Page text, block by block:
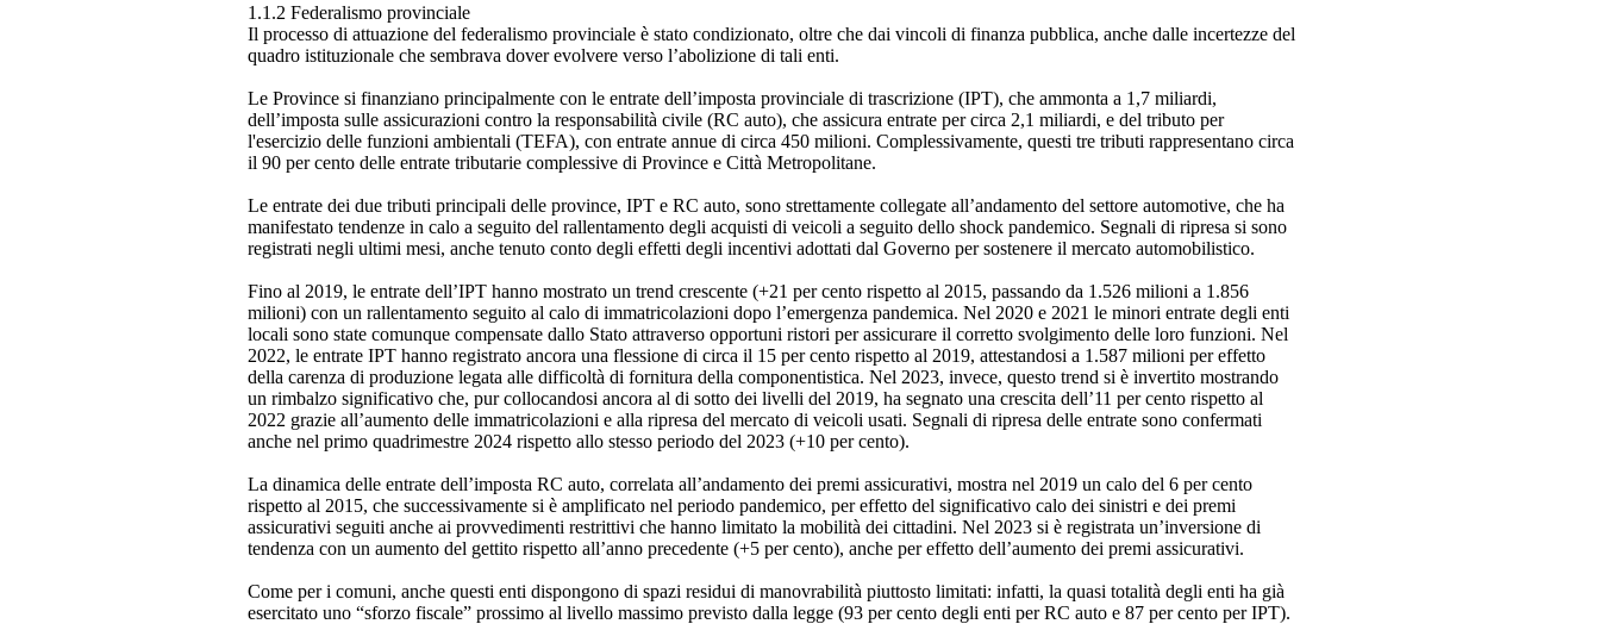
1.1.2 Federalismo provinciale
Il processo di attuazione del federalismo provinciale è stato condizionato, oltre che dai vincoli di finanza pubblica, anche dalle incertezze del
quadro istituzionale che sembrava dover evolvere verso l’abolizione di tali enti.
Le Province si finanziano principalmente con le entrate dell’imposta provinciale di trascrizione (IPT), che ammonta a 1,7 miliardi,
dell’imposta sulle assicurazioni contro la responsabilità civile (RC auto), che assicura entrate per circa 2,1 miliardi, e del tributo per
l'esercizio delle funzioni ambientali (TEFA), con entrate annue di circa 450 milioni. Complessivamente, questi tre tributi rappresentano circa
il 90 per cento delle entrate tributarie complessive di Province e Città Metropolitane.
Le entrate dei due tributi principali delle province, IPT e RC auto, sono strettamente collegate all’andamento del settore automotive, che ha
manifestato tendenze in calo a seguito del rallentamento degli acquisti di veicoli a seguito dello shock pandemico. Segnali di ripresa si sono
registrati negli ultimi mesi, anche tenuto conto degli effetti degli incentivi adottati dal Governo per sostenere il mercato automobilistico.
Fino al 2019, le entrate dell’IPT hanno mostrato un trend crescente (+21 per cento rispetto al 2015, passando da 1.526 milioni a 1.856
milioni) con un rallentamento seguito al calo di immatricolazioni dopo l’emergenza pandemica. Nel 2020 e 2021 le minori entrate degli enti
locali sono state comunque compensate dallo Stato attraverso opportuni ristori per assicurare il corretto svolgimento delle loro funzioni. Nel
2022, le entrate IPT hanno registrato ancora una flessione di circa il 15 per cento rispetto al 2019, attestandosi a 1.587 milioni per effetto
della carenza di produzione legata alle difficoltà di fornitura della componentistica. Nel 2023, invece, questo trend si è invertito mostrando
un rimbalzo significativo che, pur collocandosi ancora al di sotto dei livelli del 2019, ha segnato una crescita dell’11 per cento rispetto al
2022 grazie all’aumento delle immatricolazioni e alla ripresa del mercato di veicoli usati. Segnali di ripresa delle entrate sono confermati
anche nel primo quadrimestre 2024 rispetto allo stesso periodo del 2023 (+10 per cento).
La dinamica delle entrate dell’imposta RC auto, correlata all’andamento dei premi assicurativi, mostra nel 2019 un calo del 6 per cento
rispetto al 2015, che successivamente si è amplificato nel periodo pandemico, per effetto del significativo calo dei sinistri e dei premi
assicurativi seguiti anche ai provvedimenti restrittivi che hanno limitato la mobilità dei cittadini. Nel 2023 si è registrata un’inversione di
tendenza con un aumento del gettito rispetto all’anno precedente (+5 per cento), anche per effetto dell’aumento dei premi assicurativi.
Come per i comuni, anche questi enti dispongono di spazi residui di manovrabilità piuttosto limitati: infatti, la quasi totalità degli enti ha già
esercitato uno “sforzo fiscale” prossimo al livello massimo previsto dalla legge (93 per cento degli enti per RC auto e 87 per cento per IPT).